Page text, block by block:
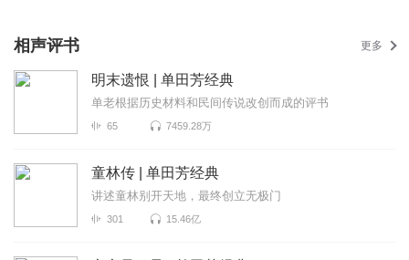
相声评书 更多
明末遗恨 | 单田芳经典
单老根据历史材料和民间传说改创而成的评书
65 7459.28万
童林传 | 单田芳经典
讲述童林别开天地，最终创立无极门
301 15.46亿